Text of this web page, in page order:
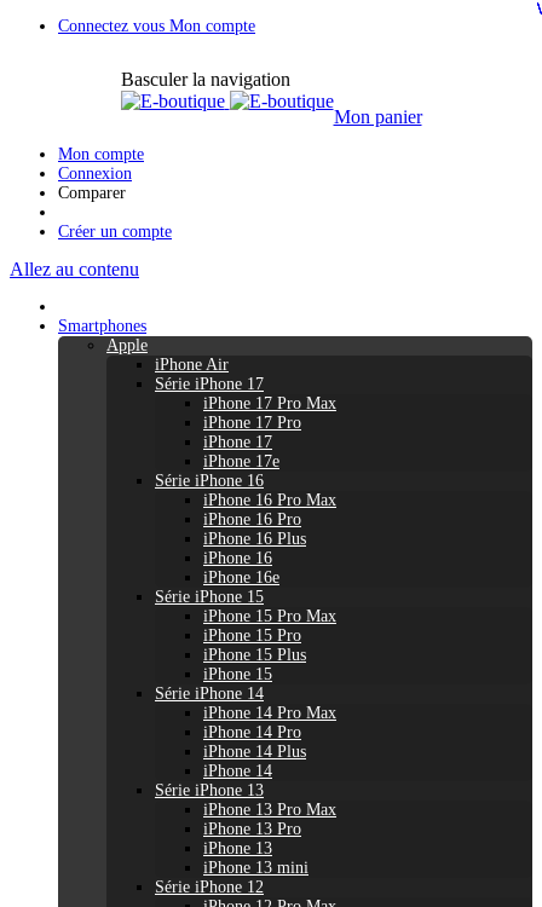
Connectez vous Mon compte
Basculer la navigation
Mon panier
Mon compte
Connexion
Comparer
Créer un compte
Allez au contenu
Smartphones
Apple
iPhone Air
Série iPhone 17
iPhone 17 Pro Max
iPhone 17 Pro
iPhone 17
iPhone 17e
Série iPhone 16
iPhone 16 Pro Max
iPhone 16 Pro
iPhone 16 Plus
iPhone 16
iPhone 16e
Série iPhone 15
iPhone 15 Pro Max
iPhone 15 Pro
iPhone 15 Plus
iPhone 15
Série iPhone 14
iPhone 14 Pro Max
iPhone 14 Pro
iPhone 14 Plus
iPhone 14
Série iPhone 13
iPhone 13 Pro Max
iPhone 13 Pro
iPhone 13
iPhone 13 mini
Série iPhone 12